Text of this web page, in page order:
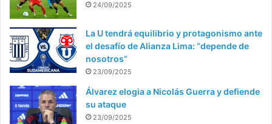
24/09/2025
La U tendrá equilibrio y protagonismo ante
el desafío de Alianza Lima: “depende de
nosotros”
23/09/2025
Álvarez elogia a Nicolás Guerra y defiende
su ataque
23/09/2025